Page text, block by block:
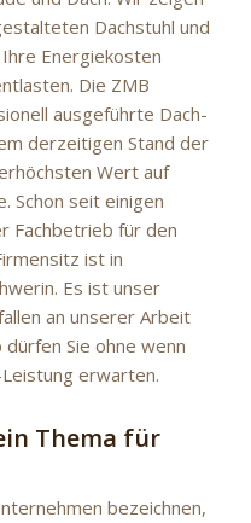
Dachstuhl und
Energiekosten
Die ZMB
ausgeführte Dach-
derzeitigen Stand der
Wert auf
Schon seit einigen
Fachbetrieb für den
ist in
Es ist unser
an unserer Arbeit
Sie ohne wenn
erwarten.
Thema für
bezeichnen,